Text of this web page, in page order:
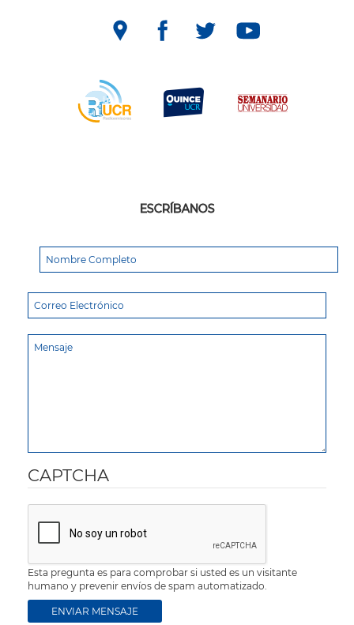
ESCRÍBANOS
CAPTCHA
Esta pregunta es para comprobar si usted es un visitante
humano y prevenir envíos de spam automatizado.